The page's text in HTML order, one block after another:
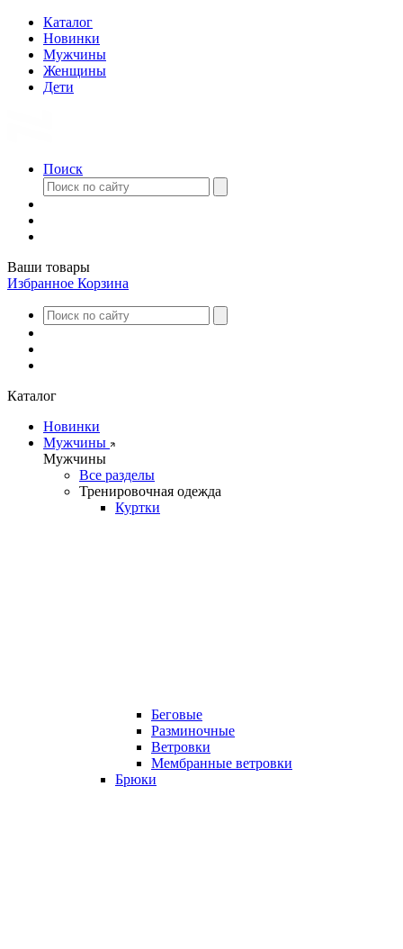
Каталог
Новинки
Мужчины
Женщины
Дети
Поиск
Ваши товары
Избранное Корзина
Каталог
Новинки
Мужчины
Мужчины
Все разделы
Тренировочная одежда
Куртки
Беговые
Разминочные
Ветровки
Мембранные ветровки
Брюки